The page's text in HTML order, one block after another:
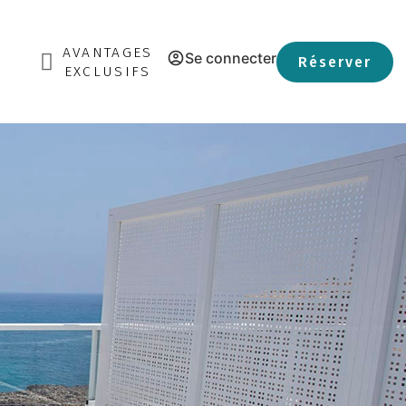
AVANTAGES
EXCLUSIFS
Se connecter Réserver